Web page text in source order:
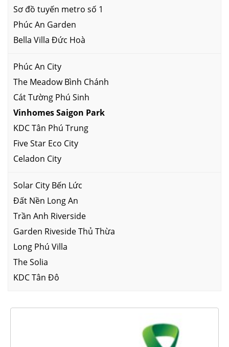
Sơ đồ tuyến metro số 1
Phúc An Garden
Bella Villa Đức Hoà
Phúc An City
The Meadow Bình Chánh
Cát Tường Phú Sinh
Vinhomes Saigon Park
KDC Tân Phú Trung
Five Star Eco City
Celadon City
Solar City Bến Lức
Đất Nền Long An
Trần Anh Riverside
Garden Riveside Thủ Thừa
Long Phú Villa
The Solia
KDC Tân Đô